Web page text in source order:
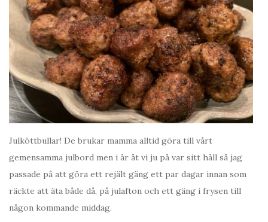
Julköttbullar! De brukar mamma alltid göra till vårt
gemensamma julbord men i år åt vi ju på var sitt håll så jag
passade på att göra ett rejält gäng ett par dagar innan som
räckte att äta både då, på julafton och ett gäng i frysen till
någon kommande middag.